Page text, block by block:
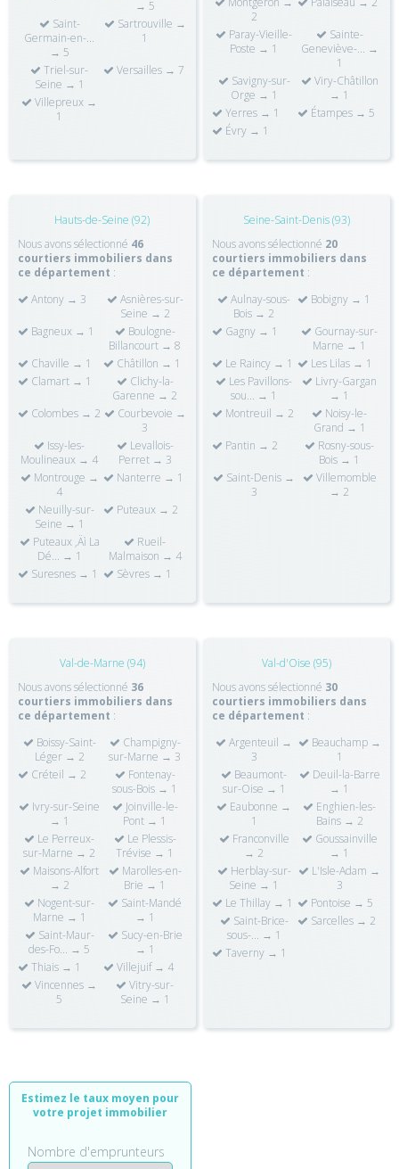
→ 5
Saint-
Germain-en-...
→ 5
Sartrouville →
1
Triel-sur-
Seine → 1
Versailles → 7
Villepreux →
1
2
Paray-Vieille-
Poste → 1
Sainte-
Geneviève-... →
1
Savigny-sur-
Orge → 1
Viry-Châtillon
→ 1
Yerres → 1
Étampes → 5
Évry → 1
Hauts-de-Seine (92)
Nous avons sélectionné 46
courtiers immobiliers dans
ce département :
Antony → 3
Asnières-sur-
Seine → 2
Bagneux → 1
Boulogne-
Billancourt → 8
Chaville → 1
Châtillon → 1
Clamart → 1
Clichy-la-
Garenne → 2
Colombes → 2
Courbevoie →
3
Issy-les-
Moulineaux → 4
Levallois-
Perret → 3
Montrouge →
4
Nanterre → 1
Neuilly-sur-
Seine → 1
Puteaux → 2
Puteaux ‚Äì La
Dé... → 1
Rueil-
Malmaison → 4
Suresnes → 1
Sèvres → 1
Seine-Saint-Denis (93)
Nous avons sélectionné 20
courtiers immobiliers dans
ce département :
Aulnay-sous-
Bois → 2
Bobigny → 1
Gagny → 1
Gournay-sur-
Marne → 1
Le Raincy → 1
Les Lilas → 1
Les Pavillons-
sou... → 1
Livry-Gargan
→ 1
Montreuil → 2
Noisy-le-
Grand → 1
Pantin → 2
Rosny-sous-
Bois → 1
Saint-Denis →
3
Villemomble
→ 2
Val-de-Marne (94)
Nous avons sélectionné 36
courtiers immobiliers dans
ce département :
Boissy-Saint-
Léger → 2
Champigny-
sur-Marne → 3
Créteil → 2
Fontenay-
sous-Bois → 1
Ivry-sur-Seine
→ 1
Joinville-le-
Pont → 1
Le Perreux-
sur-Marne → 2
Le Plessis-
Trévise → 1
Maisons-Alfort
→ 2
Marolles-en-
Brie → 1
Nogent-sur-
Marne → 1
Saint-Mandé
→ 1
Saint-Maur-
des-Fo... → 5
Sucy-en-Brie
→ 1
Thiais → 1
Villejuif → 4
Vincennes →
5
Vitry-sur-
Seine → 1
Val-d'Oise (95)
Nous avons sélectionné 30
courtiers immobiliers dans
ce département :
Argenteuil →
3
Beauchamp →
1
Beaumont-
sur-Oise → 1
Deuil-la-Barre
→ 1
Eaubonne →
1
Enghien-les-
Bains → 2
Franconville
→ 2
Goussainville
→ 1
Herblay-sur-
Seine → 1
L'Isle-Adam →
3
Le Thillay → 1
Pontoise → 5
Saint-Brice-
sous-... → 1
Sarcelles → 2
Taverny → 1
Estimez le taux moyen pour
votre projet immobilier
Nombre d'emprunteurs